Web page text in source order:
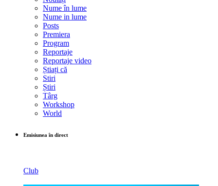
Nume în lume
Nume in lume
Posts
Premiera
Program
Reportaje
Reportaje video
Știați că
Stiri
Știri
Târg
Workshop
World
Emisiunea în direct
Club